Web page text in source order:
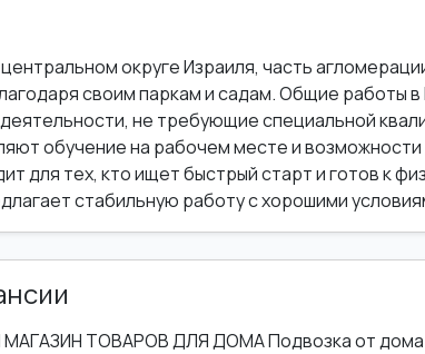
округе Израиля, часть
своим паркам и садам. Общие работы
не требующие специальной
обучение на рабочем месте и возможности
для тех, кто ищет быстрый старт и готов к
стабильную работу с хорошими
ТОВАРОВ ДЛЯ ДОМА Подвозка от